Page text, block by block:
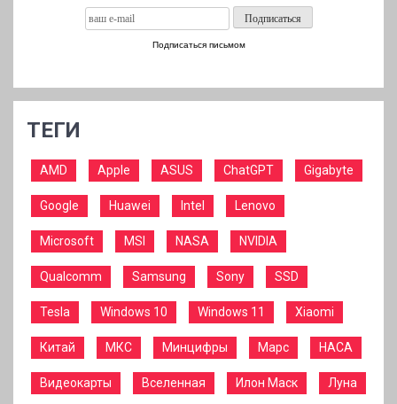
Подписаться письмом
ТЕГИ
AMD Apple ASUS ChatGPT Gigabyte
Google Huawei Intel Lenovo
Microsoft MSI NASA NVIDIA
Qualcomm Samsung Sony SSD
Tesla Windows 10 Windows 11 Xiaomi
Китай МКС Минцифры Марс НАСА
Видеокарты Вселенная Илон Маск Луна